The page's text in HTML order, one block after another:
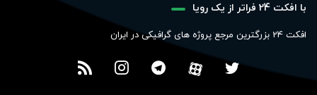
با افکت 24 فراتر از یک رویا
افکت 24 بزرگترین مرجع پروژه های گرافیکی در ایران